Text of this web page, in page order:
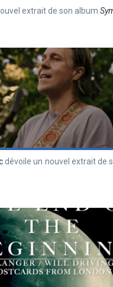
extrait de son album
dévoile un nouvel extrait de